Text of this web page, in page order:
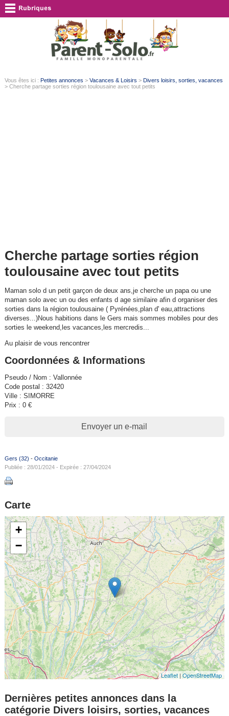
Vous êtes ici : Petites annonces > Vacances & Loisirs > Divers loisirs, sorties, vacances
> Cherche partage sorties région toulousaine avec tout petits
Cherche partage sorties région
toulousaine avec tout petits
Maman solo d un petit garçon de deux ans,je cherche un papa ou une
maman solo avec un ou des enfants d age similaire afin d organiser des
sorties dans la région toulousaine ( Pyrénées,plan d' eau,attractions
diverses...)Nous habitions dans le Gers mais sommes mobiles pour des
sorties le weekend,les vacances,les mercredis...
Au plaisir de vous rencontrer
Coordonnées & Informations
Pseudo / Nom : Vallonnée
Code postal : 32420
Ville : SIMORRE
Prix : 0 €
Envoyer un e-mail
Gers (32) - Occitanie
Publiée : 28/01/2024 - Expirée : 27/04/2024
Carte
+
−
Leaflet |OpenStreetMap
Dernières petites annonces dans la
catégorie Divers loisirs, sorties, vacances